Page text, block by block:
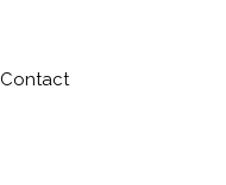
Contact